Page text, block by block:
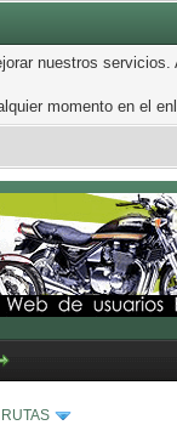
nuestros
momento en el
RUTAS